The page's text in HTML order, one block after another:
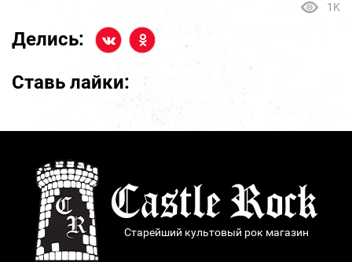
1K
Делись:
Ставь лайки:
Старейший культовый рок магазин